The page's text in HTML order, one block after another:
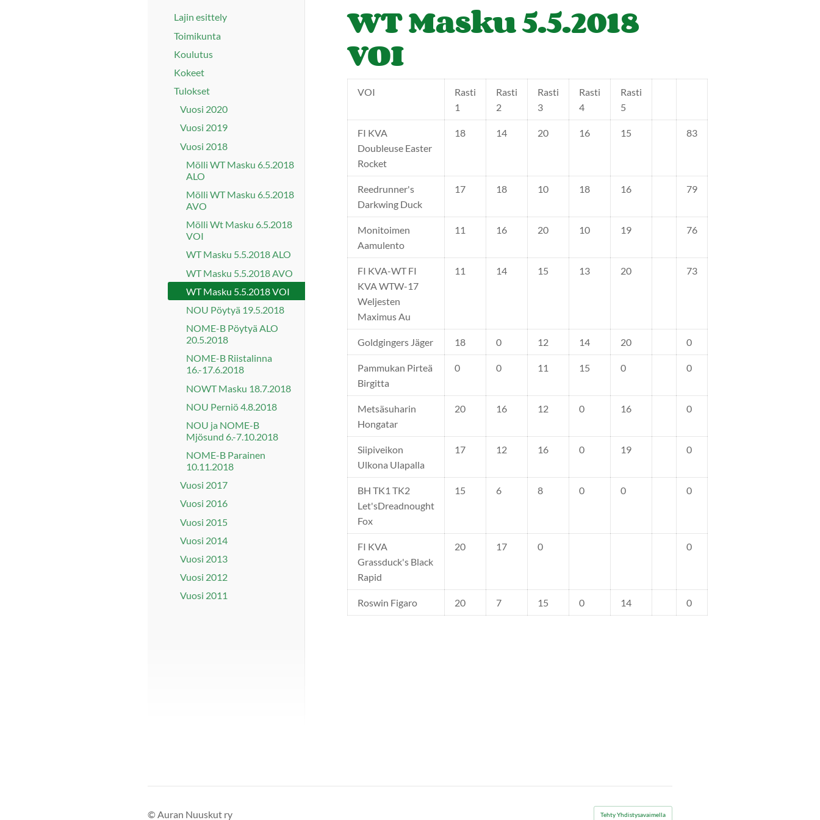
Lajin esittely
Toimikunta
Koulutus
Kokeet
Tulokset
Vuosi 2020
Vuosi 2019
Vuosi 2018
Mölli WT Masku 6.5.2018
ALO
Mölli WT Masku 6.5.2018
AVO
Mölli Wt Masku 6.5.2018
VOI
WT Masku 5.5.2018 ALO
WT Masku 5.5.2018 AVO
WT Masku 5.5.2018 VOI
NOU Pöytyä 19.5.2018
NOME-B Pöytyä ALO
20.5.2018
NOME-B Riistalinna
16.-17.6.2018
NOWT Masku 18.7.2018
NOU Perniö 4.8.2018
NOU ja NOME-B
Mjösund 6.-7.10.2018
NOME-B Parainen
10.11.2018
Vuosi 2017
Vuosi 2016
Vuosi 2015
Vuosi 2014
Vuosi 2013
Vuosi 2012
Vuosi 2011
WT Masku 5.5.2018
VOI
VOI
Rasti
1
Rasti
2
Rasti
3
Rasti
4
Rasti
5
FI KVA
Doubleuse Easter
Rocket
18 14 20 16 15 83
Reedrunner's
Darkwing Duck
17 18 10 18 16 79
Monitoimen
Aamulento
11 16 20 10 19 76
FI KVA-WT FI
KVA WTW-17
Weljesten
Maximus Au
11 14 15 13 20 73
Goldgingers Jäger 18 0 12 14 20 0
Pammukan Pirteä
Birgitta
0 0 11 15 0 0
Metsäsuharin
Hongatar
20 16 12 0 16 0
Siipiveikon
Ulkona Ulapalla
17 12 16 0 19 0
BH TK1 TK2
Let'sDreadnought
Fox
15 6 8 0 0 0
FI KVA
Grassduck's Black
Rapid
20 17 0 0
Roswin Figaro 20 7 15 0 14 0
©Auran Nuuskut ry Tehty Yhdistysavaimella